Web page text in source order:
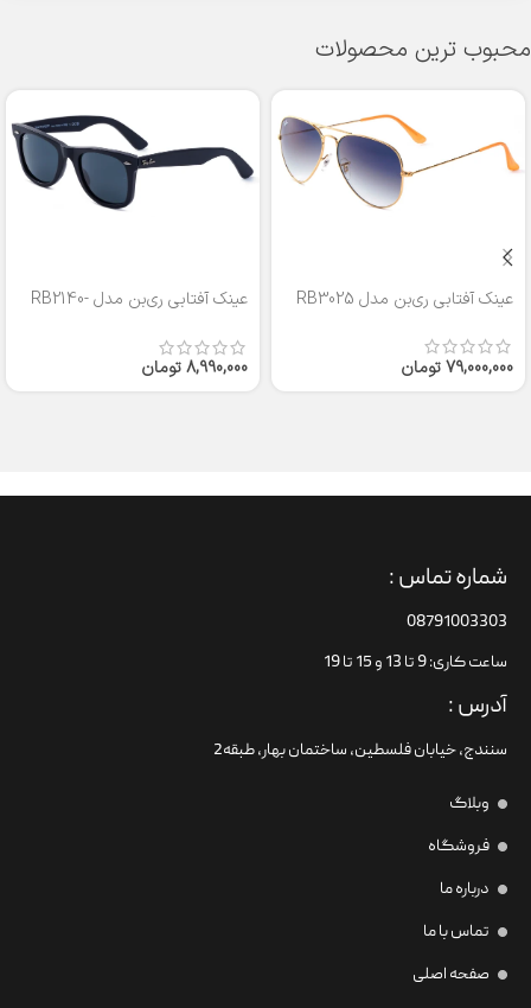
محبوب ترین محصولات
عینک آفتابی ری‌بن مدل RB3025
79,000,000تومان
عینک آفتابی ری‌بن مدل RB2140-
8,990,000تومان
شماره تماس :
08791003303
ساعت کاری: 9 تا 13 و 15 تا 19
آدرس :
سنندج، خیابان فلسطین،‌ ساختمان بهار، طبقه2
وبلاگ
فروشگاه
درباره ما
تماس با ما
صفحه اصلی